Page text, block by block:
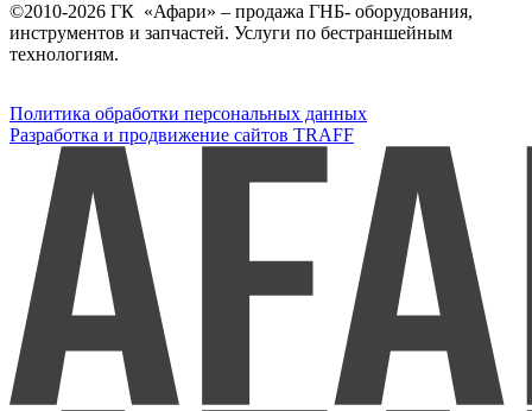
©2010-2026 ГК «Афари» – продажа ГНБ- оборудования,
инструментов и запчастей. Услуги по бестраншейным
технологиям.
Политика обработки персональных данных
Разработка и продвижение сайтов TRAFF